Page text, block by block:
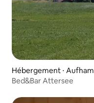
Hébergement ⋅ Aufham
Bed&Bar Attersee